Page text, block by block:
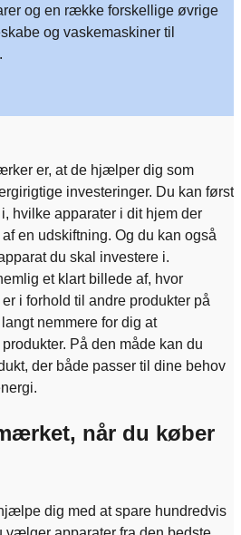
og en række forskellige øvrige
og vaskemaskiner til
er, at de hjælper dig som
investeringer. Du kan først
hvilke apparater i dit hjem der
en udskiftning. Og du kan også
du skal investere i.
et klart billede af, hvor
i forhold til andre produkter på
nemmere for dig at
På den måde kan du
der både passer til dine behov
når du køber
dig med at spare hundredvis